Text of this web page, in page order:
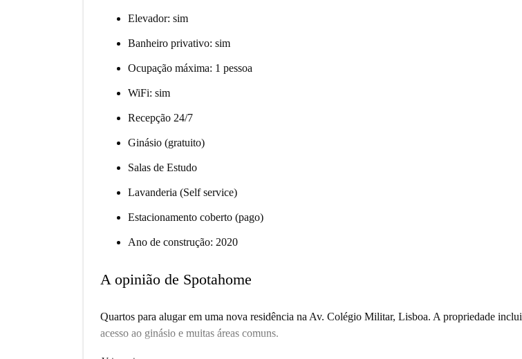
Elevador: sim
Banheiro privativo: sim
Ocupação máxima: 1 pessoa
WiFi: sim
Recepção 24/7
Ginásio (gratuito)
Salas de Estudo
Lavanderia (Self service)
Estacionamento coberto (pago)
Ano de construção: 2020
A opinião de Spotahome
Quartos para alugar em uma nova residência na Av. Colégio Militar, Lisboa. A propriedade inclui
acesso ao ginásio e muitas áreas comuns.